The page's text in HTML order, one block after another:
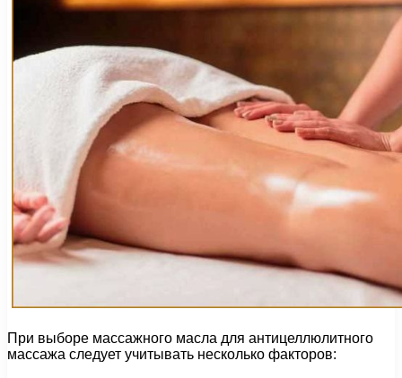
При выборе массажного масла для антицеллюлитного
массажа следует учитывать несколько факторов: